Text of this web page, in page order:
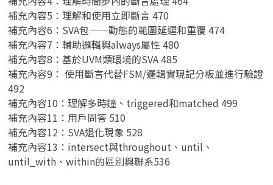
補充內容5：理解和使用立即斷言 470
補充內容6：SVA包——動態的範圍延遲和重覆 474
補充內容7：輔助邏輯與always屬性 480
補充內容8：基於UVM類環境的SVA 485
補充內容9： 使用斷言代替FSM/邏輯實現記分板並進行驗證
492
補充內容10：理解多時鐘、triggered和matched 499
補充內容11：用戶問答 510
補充內容12：SVA退化現象 528
補充內容13：intersect與throughout、until、
until_with、within的區別與聯系536